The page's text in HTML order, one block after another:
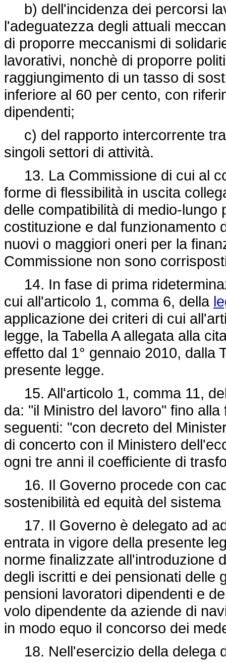
b) dell'incidenza dei percorsi
l'adeguatezza degli attuali
di proporre meccanismi di
lavorativi, nonchè di proporre
raggiungimento di un tasso di
inferiore al 60 per cento, con
dipendenti;
c) del rapporto intercorrente
singoli settori di attività.
13. La Commissione di cui al
forme di flessibilità in uscita
delle compatibilità di medio-
costituzione e dal funzionamento
nuovi o maggiori oneri per la
Commissione non sono
14. In fase di prima
cui all'articolo 1, comma 6, della
applicazione dei criteri di cui
legge, la Tabella A allegata alla
effetto dal 1° gennaio 2010, dalla
presente legge.
15. All'articolo 1, comma 11,
da: "il Ministro del lavoro" fino
seguenti: "con decreto del
di concerto con il Ministero
ogni tre anni il coefficiente di
16. Il Governo procede con
sostenibilità ed equità del
17. Il Governo è delegato ad
entrata in vigore della presente
norme finalizzate all'introduzione
degli iscritti e dei pensionati delle
pensioni lavoratori dipendenti e
volo dipendente da aziende di
in modo equo il concorso dei
18. Nell'esercizio della delega